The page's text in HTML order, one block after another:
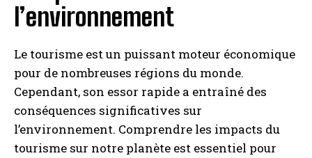
l’environnement
Le tourisme est un puissant moteur économique
pour de nombreuses régions du monde.
Cependant, son essor rapide a entraîné des
conséquences significatives sur
l’environnement. Comprendre les impacts du
tourisme sur notre planète est essentiel pour